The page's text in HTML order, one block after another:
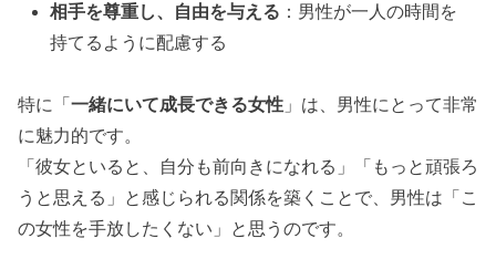
相手を尊重し、自由を与える ：男性が一人の時間を
持てるように配慮する
特に「 一緒にいて成長できる女性 」は、男性にとって非常
に魅力的です。
「彼女といると、自分も前向きになれる」「もっと頑張ろ
うと思える」と感じられる関係を築くことで、男性は「こ
の女性を手放したくない」と思うのです。